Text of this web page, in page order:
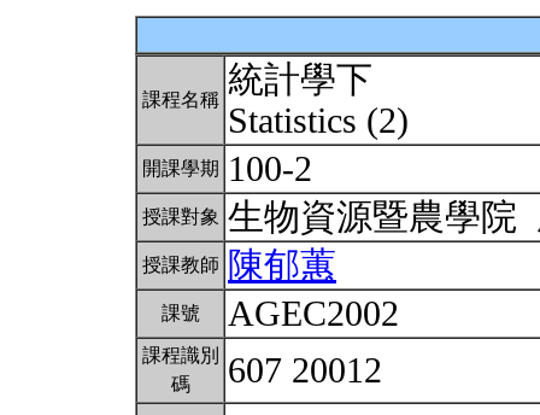
課程名稱 統計學下
Statistics (2)
開課學期 100-2
授課對象 生物資源暨農學
授課教師 陳郁蕙
課號 AGEC2002
課程識別
碼
607 20012